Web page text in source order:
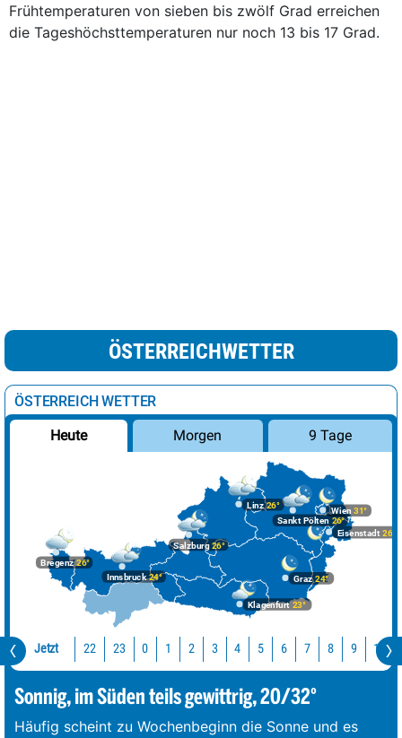
Frühtemperaturen von sieben bis zwölf Grad erreichen
die Tageshöchsttemperaturen nur noch 13 bis 17 Grad.
ÖSTERREICHWETTER
ÖSTERREICH WETTER
Heute Morgen 9 Tage
Bregenz26°
Graz24°
Innsbruck24°
Klagenfurt 23°
Linz26°
Salzburg26°
Wien 31°
Eisenstadt 26°
Sankt Pölten 26°
Jetzt 22 23 0 1 2 3 4 5 6 7 8 9 10
Sonnig, im Süden teils gewittrig, 20/32°
Häufig scheint zu Wochenbeginn die Sonne und es